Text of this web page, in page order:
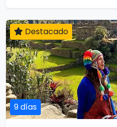
9 días
Destacado